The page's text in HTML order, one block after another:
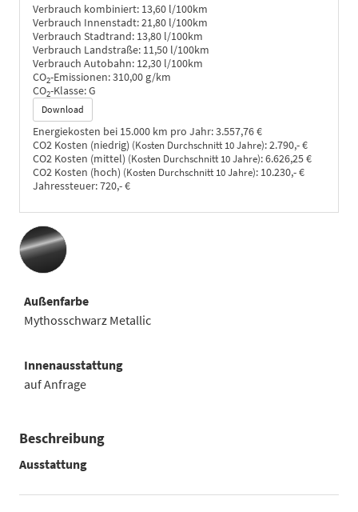
Verbrauch kombiniert: 13,60 l/100km
Verbrauch Innenstadt:21,80 l/100km
Verbrauch Stadtrand: 13,80 l/100km
Verbrauch Landstraße: 11,50 l/100km
Verbrauch Autobahn: 12,30 l/100km
CO2-Emissionen:310,00 g/km
CO2-Klasse:G
Download
Energiekosten bei 15.000 km pro Jahr:3.557,76 €
CO2 Kosten (niedrig) (Kosten Durchschnitt 10 Jahre):2.790,- €
CO2 Kosten (mittel) (Kosten Durchschnitt 10 Jahre):6.626,25 €
CO2 Kosten (hoch) (Kosten Durchschnitt 10 Jahre): 10.230,- €
Jahressteuer:720,- €
Außenfarbe
Mythosschwarz Metallic
Innenausstattung
auf Anfrage
Beschreibung
Ausstattung